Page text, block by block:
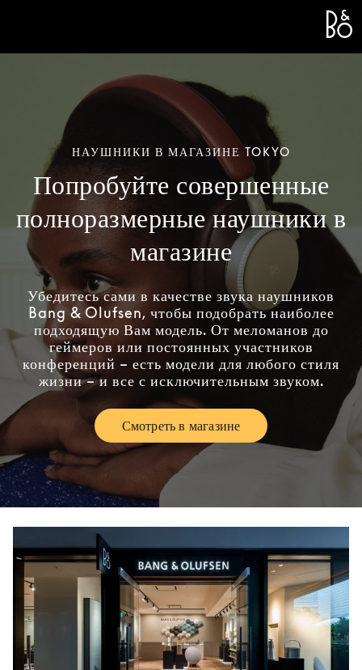
НАУШНИКИ В МАГАЗИНЕ TOKYO
Попробуйте совершенные
полноразмерные наушники в
магазине
Убедитесь сами в качестве звука наушников
Bang & Olufsen, чтобы подобрать наиболее
подходящую Вам модель. От меломанов до
геймеров или постоянных участников
конференций – есть модели для любого стиля
жизни – и все с исключительным звуком.
Смотреть в магазинеLink Opens in New Tab